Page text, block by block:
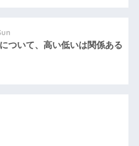
ついて、高い低いは関係ある